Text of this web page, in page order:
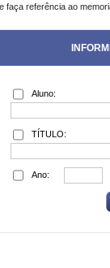
faça referência ao
Aluno:
TÍTULO:
Ano: